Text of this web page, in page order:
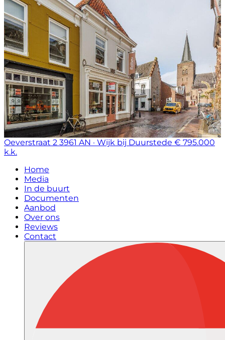
Oeverstraat 2 3961 AN · Wijk bij Duurstede € 795.000
k.k.
Home
Media
In de buurt
Documenten
Aanbod
Over ons
Reviews
Contact